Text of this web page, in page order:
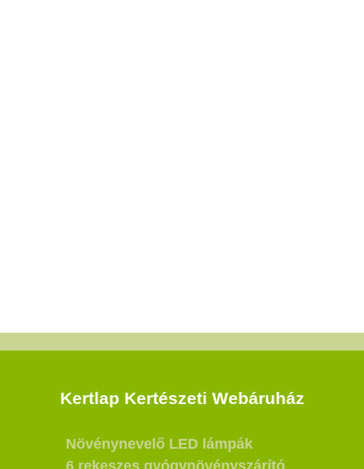
Kertlap Kertészeti Webáruház
Növénynevelő LED lámpák